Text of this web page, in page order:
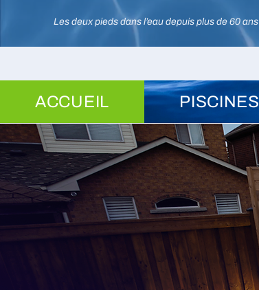
Les deux pieds dans l’eau depuis plus de 60 ans
ACCUEIL PISCINES